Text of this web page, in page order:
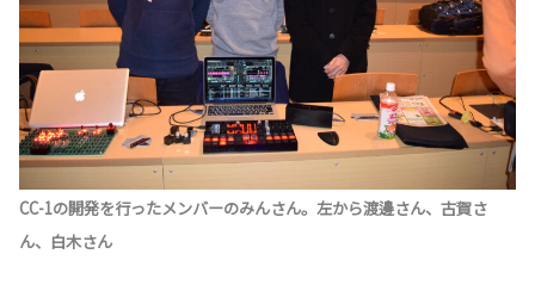
CC-1の開発を行ったメンバーのみんさん。左から渡邊さん、古賀さ
ん、白木さん